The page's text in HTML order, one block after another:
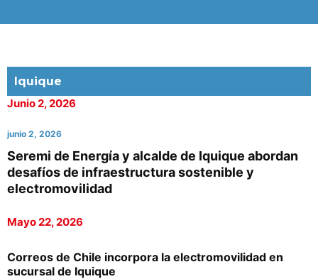
Iquique
Junio 2, 2026
junio 2, 2026
Seremi de Energía y alcalde de Iquique abordan
desafíos de infraestructura sostenible y
electromovilidad
Mayo 22, 2026
Correos de Chile incorpora la electromovilidad en
sucursal de Iquique